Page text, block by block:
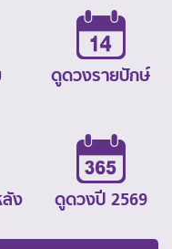
ดูดวงรายปักษ์
ง
ดูดวงปี 2569